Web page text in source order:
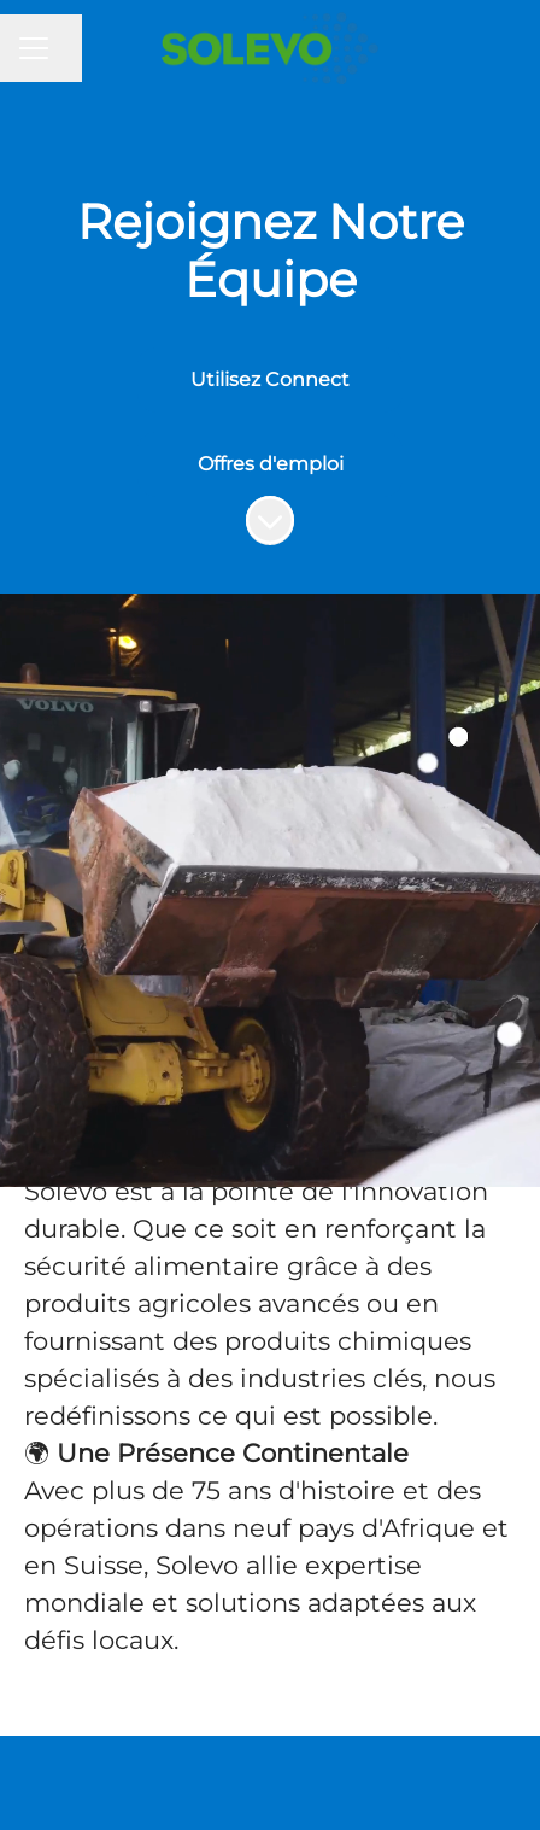
MENU CARRIÈRE
Partager la page
Rejoignez Notre
Équipe
Utilisez Connect
Offres d'emploi
Faire défiler jusqu'au contenu
Pourquoi Choisir
Solevo ?
🤝Une Culture d'Impact
Intégrité, engagement, proximité et
progrès définissent notre travail. Nous
favorisons la collaboration,
encourageons la pensée innovante et
sommes fiers de proposer des
solutions qui font une réelle
différence.
💡
L'Innovation à Grande Échelle
Solevo est à la pointe de l'innovation
durable. Que ce soit en renforçant la
sécurité alimentaire grâce à des
produits agricoles avancés ou en
fournissant des produits chimiques
spécialisés à des industries clés, nous
redéfinissons ce qui est possible.
🌍 Une Présence Continentale
Avec plus de 75 ans d'histoire et des
opérations dans neuf pays d'Afrique et
en Suisse, Solevo allie expertise
mondiale et solutions adaptées aux
défis locaux.